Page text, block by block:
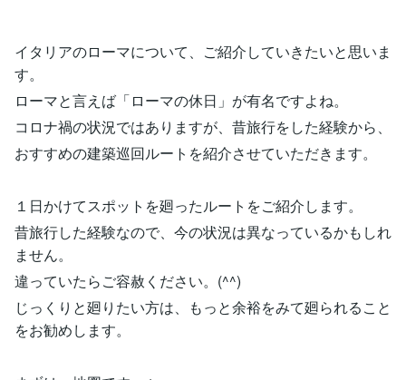
イタリアのローマについて、ご紹介していきたいと思いま
す。
ローマと言えば「ローマの休日」が有名ですよね。
コロナ禍の状況ではありますが、昔旅行をした経験から、
おすすめの建築巡回ルートを紹介させていただきます。
１日かけてスポットを廻ったルートをご紹介します。
昔旅行した経験なので、今の状況は異なっているかもしれ
ません。
違っていたらご容赦ください。(^^)
じっくりと廻りたい方は、もっと余裕をみて廻られること
をお勧めします。